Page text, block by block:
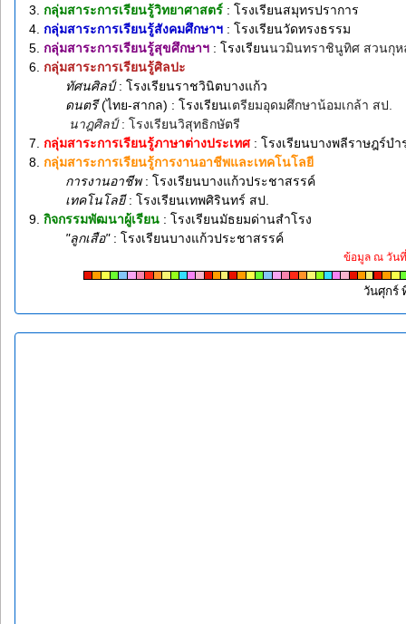
3. กลุ่มสาระการเรียนรู้วิทยาศาสตร์ : โรงเรียนสมุทรปราการ
4. กลุ่มสาระการเรียนรู้สังคมศึกษาฯ : โรงเรียนวัดทรงธรรม
5. กลุ่มสาระการเรียนรู้สุขศึกษาฯ : โรงเรียนนวมินทราชินูทิศ สวนกุห
6. กลุ่มสาระการเรียนรู้ศิลปะ
ทัศนศิลป์: โรงเรียนราชวินิตบางแก้ว
ดนตรี(ไทย-สากล) : โรงเรียนเตรียมอุดมศึกษาน้อมเกล้า สป.
นาฎศิลป์: โรงเรียนวิสุทธิกษัตรี
7. กลุ่มสาระการเรียนรู้ภาษาต่างประเทศ: โรงเรียนบางพลีราษฎร์บำ
8. กลุ่มสาระการเรียนรู้การงานอาชีพและเทคโนโลยี
การงานอาชีพ: โรงเรียนบางแก้วประชาสรรค์
เทคโนโลยี: โรงเรียนเทพศิรินทร์ สป.
9. กิจกรรมพัฒนาผู้เรียน : โรงเรียนมัธยมด่านสำโรง
"ลูกเสือ" : โรงเรียนบางแก้วประชาสรรค์
ข้อมูล ณ วันที่
วันศุกร์